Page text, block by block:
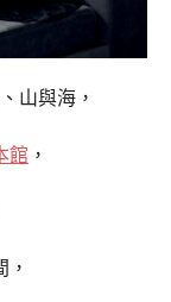
山與海，
館 ，